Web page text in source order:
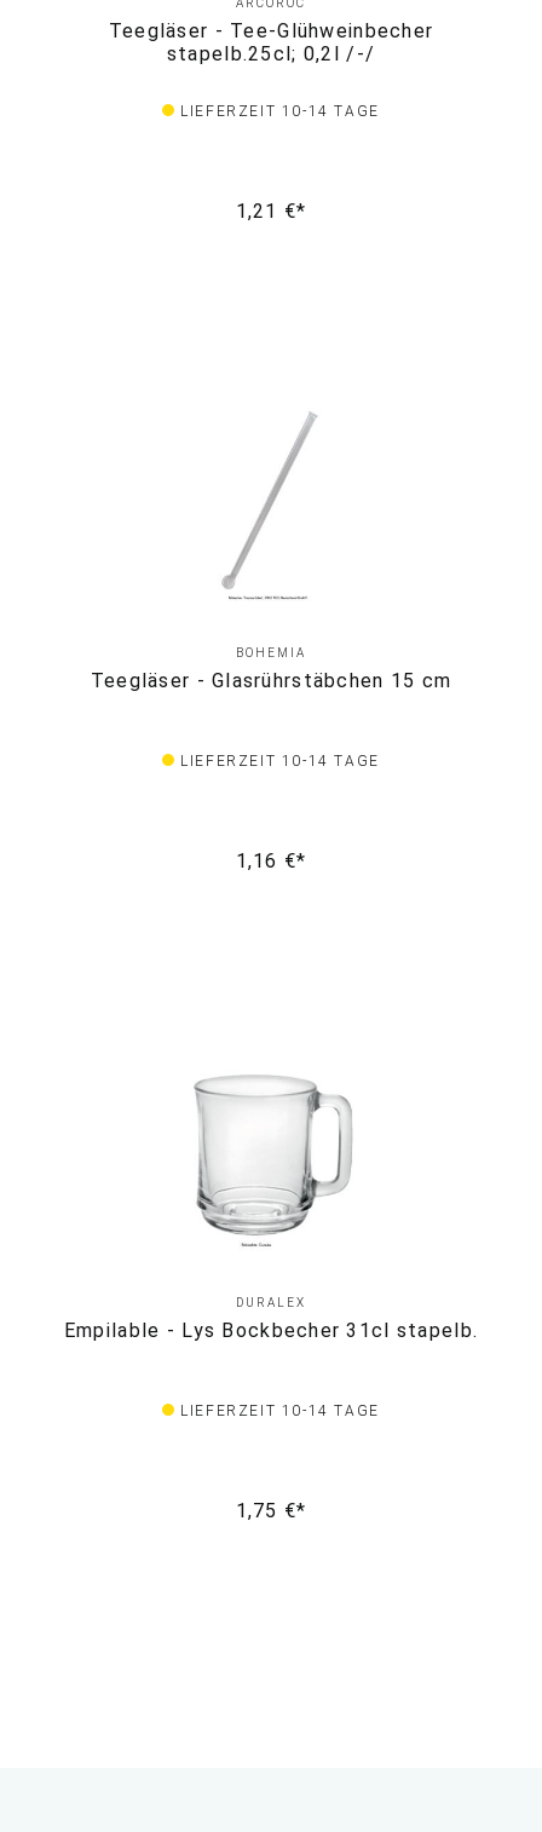
ARCOROC
Teegläser - Tee-Glühweinbecher
stapelb.25cl; 0,2l /-/
LIEFERZEIT 10-14 TAGE
1,21 €*
BOHEMIA
Teegläser - Glasrührstäbchen 15 cm
LIEFERZEIT 10-14 TAGE
1,16 €*
DURALEX
Empilable - Lys Bockbecher 31cl stapelb.
LIEFERZEIT 10-14 TAGE
1,75 €*